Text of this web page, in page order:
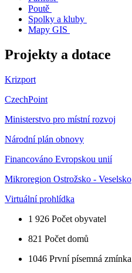
Poutě
Spolky a kluby
Mapy GIS
Projekty a dotace
Krizport
CzechPoint
Ministerstvo pro místní rozvoj
Národní plán obnovy
Financováno Evropskou unií
Mikroregion Ostrožsko - Veselsko
Virtuální prohlídka
1 926 Počet obyvatel
821 Počet domů
1046 První písemná zmínka